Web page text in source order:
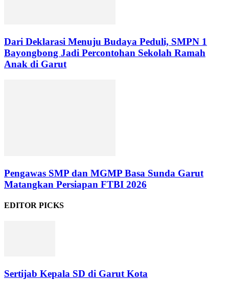
Dari Deklarasi Menuju Budaya Peduli, SMPN 1
Bayongbong Jadi Percontohan Sekolah Ramah
Anak di Garut
Pengawas SMP dan MGMP Basa Sunda Garut
Matangkan Persiapan FTBI 2026
EDITOR PICKS
Sertijab Kepala SD di Garut Kota